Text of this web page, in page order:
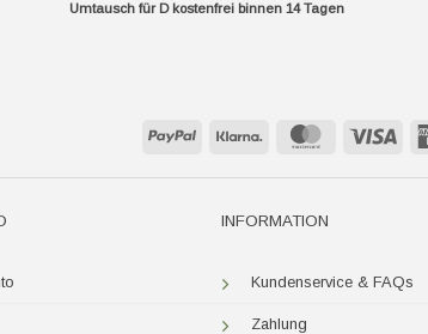
Umtausch für D kostenfrei binnen 14 Tagen
PayPal Klarna MasterCard Visa
INFORMATION
Kundenservice & FAQs
Zahlung